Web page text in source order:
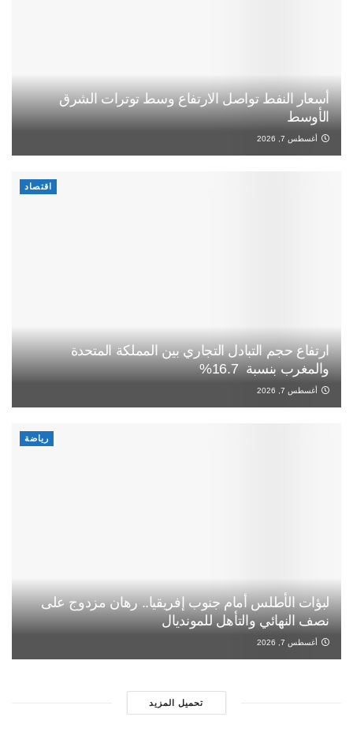
أسعار النفط تواصل الارتفاع وسط توترات الشرق
الأوسط
أغسطس 7, 2026
اقتصاد
ارتفاع حجم التبادل التجاري بين المملكة المتحدة
والمغرب بنسبة 16.7%
أغسطس 7, 2026
رياضة
لبؤات الأطلس أمام جنوب إفريقيا.. رهان مزدوج على
نصف النهائي والتأهل للمونديال
أغسطس 7, 2026
تحميل المزيد